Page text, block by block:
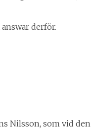
derför.
Nilsson, som vid den